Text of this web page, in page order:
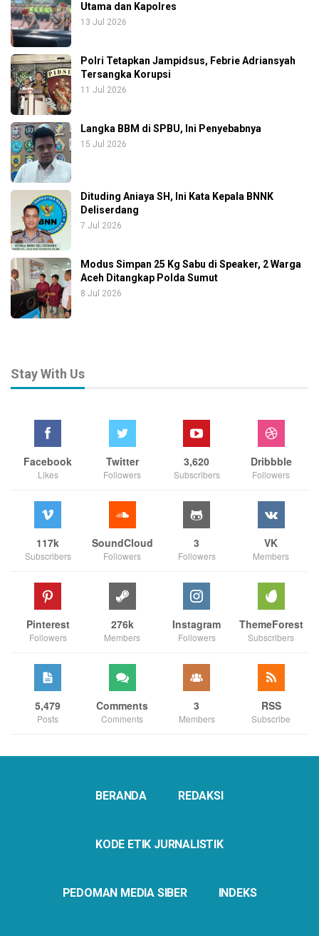
Utama dan Kapolres
13 Jul 2026
Polri Tetapkan Jampidsus, Febrie Adriansyah
Tersangka Korupsi
11 Jul 2026
Langka BBM di SPBU, Ini Penyebabnya
15 Jul 2026
Dituding Aniaya SH, Ini Kata Kepala BNNK
Deliserdang
7 Jul 2026
Modus Simpan 25 Kg Sabu di Speaker, 2 Warga
Aceh Ditangkap Polda Sumut
8 Jul 2026
Stay With Us
Facebook
Likes
Twitter
Followers
3,620
Subscribers
Dribbble
Followers
117k
Subscribers
SoundCloud
Followers
3
Followers
VK
Members
Pinterest
Followers
276k
Members
Instagram
Followers
ThemeForest
Subscribers
5,479
Posts
Comments
Comments
3
Members
RSS
Subscribe
BERANDA REDAKSI
KODE ETIK JURNALISTIK
PEDOMAN MEDIA SIBER INDEKS